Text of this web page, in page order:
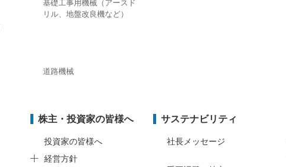
基礎工事用機械（アースド
リル、地盤改良機など）
道路機械
株主・投資家の皆様へ
投資家の皆様へ
経営方針
サステナビリティ
社長メッセージ